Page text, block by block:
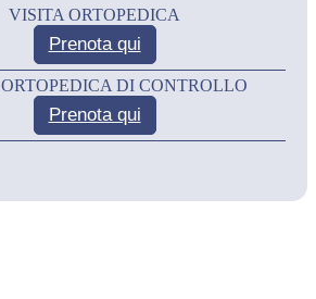
VISITA ORTOPEDICA
Prenota qui
DI CONTROLLO
Prenota qui